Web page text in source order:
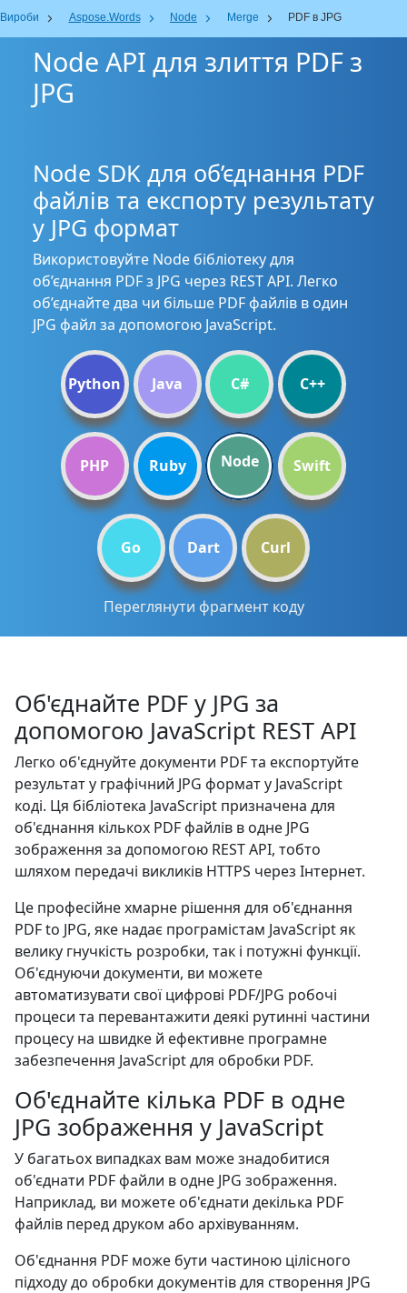
Вироби Aspose.Words Node Merge PDF в JPG
Node API для злиття PDF з
JPG
Node SDK для об’єднання PDF
файлів та експорту результату
у JPG формат
Використовуйте Node бібліотеку для
об’єднання PDF з JPG через REST API. Легко
об’єднайте два чи більше PDF файлів в один
JPG файл за допомогою JavaScript.
Python Java C# C++
PHP Ruby Node Swift
Go Dart Curl
Переглянути фрагмент коду
Об'єднайте PDF у JPG за
допомогою JavaScript REST API
Легко об'єднуйте документи PDF та експортуйте
результат у графічний JPG формат у JavaScript
коді. Ця бібліотека JavaScript призначена для
об'єднання кількох PDF файлів в одне JPG
зображення за допомогою REST API, тобто
шляхом передачі викликів HTTPS через Інтернет.
Це професійне хмарне рішення для об'єднання
PDF to JPG, яке надає програмістам JavaScript як
велику гнучкість розробки, так і потужні функції.
Об'єднуючи документи, ви можете
автоматизувати свої цифрові PDF/JPG робочі
процеси та перевантажити деякі рутинні частини
процесу на швидке й ефективне програмне
забезпечення JavaScript для обробки PDF.
Об'єднайте кілька PDF в одне
JPG зображення у JavaScript
У багатьох випадках вам може знадобитися
об'єднати PDF файли в одне JPG зображення.
Наприклад, ви можете об'єднати декілька PDF
файлів перед друком або архівуванням.
Об'єднання PDF може бути частиною цілісного
підходу до обробки документів для створення JPG